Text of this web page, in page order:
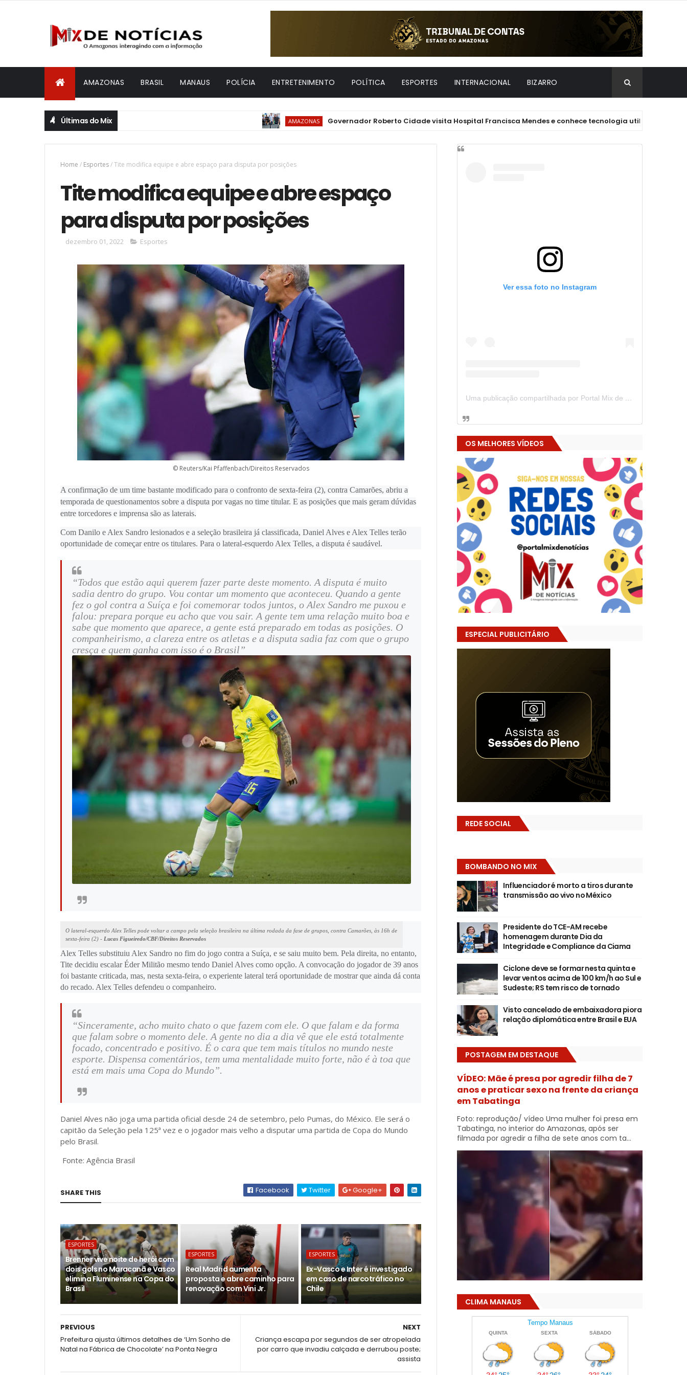
AMAZONAS BRASIL MANAUS POLÍCIA ENTRETENIMENTO POLÍTICA ESPORTES INTERNACIONAL BIZARRO
Últimas do Mix AMAZONAS Governador Roberto Cidade visita Hospital Francisca Mendes e conhece tecnologia utilizada em cirurgias
Home / Esportes/Tite modifica equipe e abre espaço para disputa por posições
Tite modifica equipe e abre espaço
para disputa por posições
dezembro 01, 2022 Esportes
© Reuters/Kai Pfaffenbach/Direitos Reservados
A confirmação de um time bastante modificado para o confronto de sexta-feira (2), contra Camarões, abriu a
temporada de questionamentos sobre a disputa por vagas no time titular. E as posições que mais geram dúvidas
entre torcedores e imprensa são as laterais.
Com Danilo e Alex Sandro lesionados e a seleção brasileira já classificada, Daniel Alves e Alex Telles terão
oportunidade de começar entre os titulares. Para o lateral-esquerdo Alex Telles, a disputa é saudável.
“Todos que estão aqui querem fazer parte deste momento. A disputa é muito
sadia dentro do grupo. Vou contar um momento que aconteceu. Quando a gente
fez o gol contra a Suíça e foi comemorar todos juntos, o Alex Sandro me puxou e
falou: prepara porque eu acho que vou sair. A gente tem uma relação muito boa e
sabe que momento que aparece, a gente está preparado em todas as posições. O
companheirismo, a clareza entre os atletas e a disputa sadia faz com que o grupo
cresça e quem ganha com isso é o Brasil”
O lateral-esquerdo Alex Telles pode voltar a campo pela seleção brasileira na última rodada da fase de grupos, contra Camarões, às 16h de
sexta-feira (2) - Lucas Figueiredo/CBF/Direitos Reservados
Alex Telles substituiu Alex Sandro no fim do jogo contra a Suíça, e se saiu muito bem. Pela direita, no entanto,
Tite decidiu escalar Éder Militão mesmo tendo Daniel Alves como opção. A convocação do jogador de 39 anos
foi bastante criticada, mas, nesta sexta-feira, o experiente lateral terá oportunidade de mostrar que ainda dá conta
do recado. Alex Telles defendeu o companheiro.
“Sinceramente, acho muito chato o que fazem com ele. O que falam e da forma
que falam sobre o momento dele. A gente no dia a dia vê que ele está totalmente
focado, concentrado e positivo. É o cara que tem mais títulos no mundo neste
esporte. Dispensa comentários, tem uma mentalidade muito forte, não é à toa que
está em mais uma Copa do Mundo”.
Daniel Alves não joga uma partida oficial desde 24 de setembro, pelo Pumas, do México. Ele será o
capitão da Seleção pela 125ª vez e o jogador mais velho a disputar uma partida de Copa do Mundo
pelo Brasil.
Fonte: Agência Brasil
SHARE THIS Facebook Twitter Google+
ESPORTES
Brenner vive noite de herói com
dois gols no Maracanã e Vasco
elimina Fluminense na Copa do
Brasil
ESPORTES
Real Madrid aumenta
proposta e abre caminho para
renovação com Vini Jr.
ESPORTES
Ex-Vasco e Inter é investigado
em caso de narcotráfico no
Chile
NEXT
Criança escapa por segundos de ser atropelada
por carro que invadiu calçada e derrubou poste;
assista
PREVIOUS
Prefeitura ajusta últimos detalhes de ‘Um Sonho de
Natal na Fábrica de Chocolate’ na Ponta Negra
Ver essa foto no Instagram
Uma publicação compartilhada por Portal Mix de Notícias (@portalmixdenoticias)
OS MELHORES VÍDEOS
ESPECIAL PUBLICITÁRIO
REDE SOCIAL
BOMBANDO NO MIX
Influenciador é morto a tiros durante
transmissão ao vivo no México
Presidente do TCE-AM recebe
homenagem durante Dia da
Integridade e Compliance da Ciama
Ciclone deve se formar nesta quinta e
levar ventos acima de 100 km/h ao Sul e
Sudeste; RS tem risco de tornado
Visto cancelado de embaixadora piora
relação diplomática entre Brasil e EUA
POSTAGEM EM DESTAQUE
VÍDEO: Mãe é presa por agredir filha de 7
anos e praticar sexo na frente da criança
em Tabatinga
Foto: reprodução/ vídeo Uma mulher foi presa em
Tabatinga, no interior do Amazonas, após ser
filmada por agredir a filha de sete anos com ta...
CLIMA MANAUS